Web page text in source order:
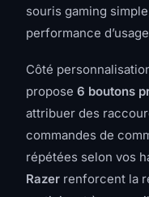
souris gaming
performance
Côté
propose 6 boutons
attribuer des
commandes de
répétées selon vos
Razer renforcent la